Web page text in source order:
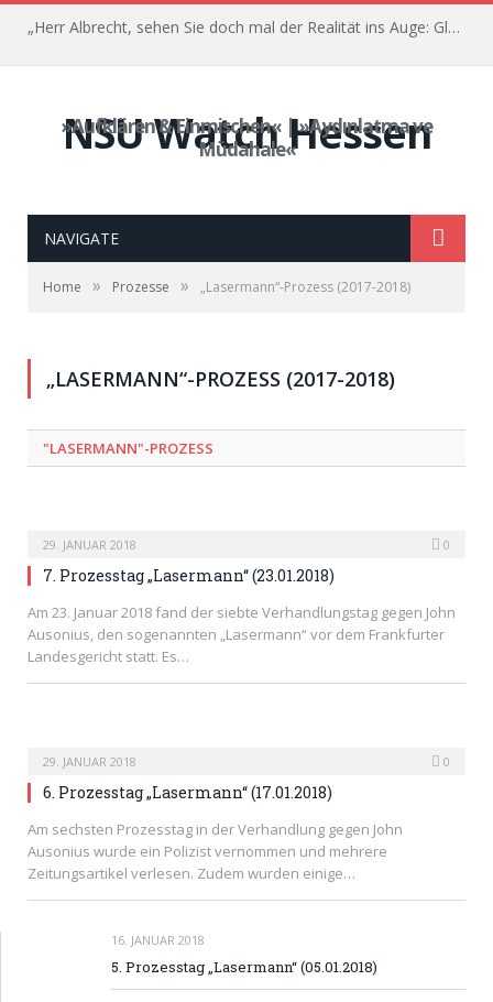
„Herr Albrecht, sehen Sie doch mal der Realität ins Auge: Glauben Sie, dass das was gebracht hat?“ – Der Prozess gegen Franco Albrecht – 35. Sitzung, 03. Juni 2022
NSU Watch Hessen
»Aufklären & Einmischen« | »Aydınlatma ve
Müdahale«
NAVIGATE
Home » Prozesse » „Lasermann“-Prozess (2017-2018)
„LASERMANN“-PROZESS (2017-2018)
"LASERMANN"-PROZESS
29. JANUAR 2018 0
7. Prozesstag „Lasermann“ (23.01.2018)
Am 23. Januar 2018 fand der siebte Verhandlungstag gegen John
Ausonius, den sogenannten „Lasermann“ vor dem Frankfurter
Landesgericht statt. Es…
29. JANUAR 2018 0
6. Prozesstag „Lasermann“ (17.01.2018)
Am sechsten Prozesstag in der Verhandlung gegen John
Ausonius wurde ein Polizist vernommen und mehrere
Zeitungsartikel verlesen. Zudem wurden einige…
16. JANUAR 2018
5. Prozesstag „Lasermann“ (05.01.2018)